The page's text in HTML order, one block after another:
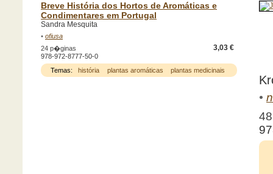
Breve História dos Hortos de Aromáticas e
Condimentares em Portugal
Sandra Mesquita
• ofiusa
3,03 €
24 p�ginas
978-972-8777-50-0
Temas:
história plantas aromáticas plantas medicinais
•